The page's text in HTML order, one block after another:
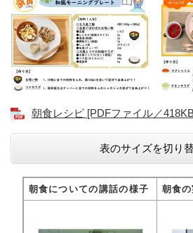
朝食レシピ [PDFファイル／
表のサイズを切り
朝食についての講話の様子 朝食